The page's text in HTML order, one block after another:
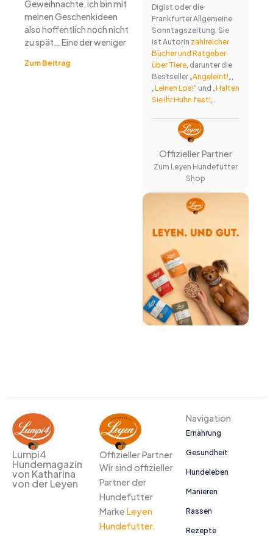
Geweihnachte, ich bin mit
meinen Geschenkideen
also hoffentlich noch nicht
zu spät… Eine der weniger
Zum Beitrag
Digist oder die
Frankfurter Allgemeine
Sonntagszeitung. Sie
ist Autorin zahlreicher
Bücher und Ratgeber
über Tiere, darunter die
Bestseller „Angeleint!„,
„Leinen Los!“ und „Halten
Sie Ihr Huhn fest!„.
Offizieller Partner
Zum Leyen Hundefutter
Shop
Lumpi4
Hundemagazin
von Katharina
von der Leyen
Offizieller Partner
Wir sind offizieller
Partner der
Hundefutter
Marke Leyen
Hundefutter.
Navigation
Ernährung
Gesundheit
Hundeleben
Manieren
Rassen
Rezepte